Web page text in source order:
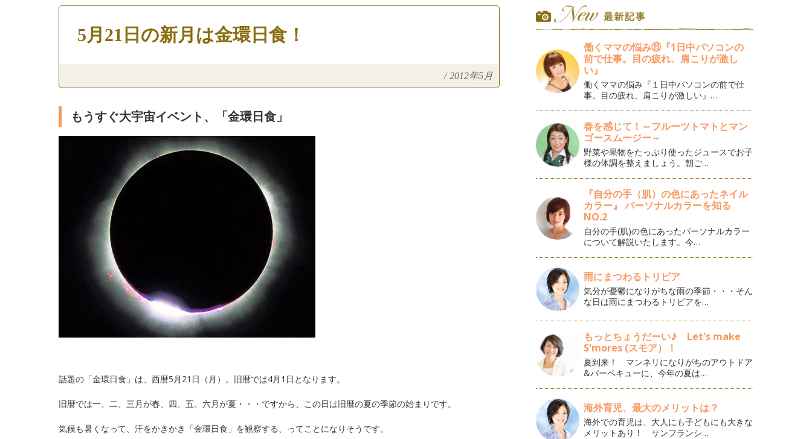
5月21日の新月は金環日食！
/ 2012年5月
もうすぐ大宇宙イベント、「金環日食」
話題の「金環日食」は、西暦5月21日（月）。旧暦では4月1日となります。
旧暦では一、二、三月が春、四、五、六月が夏・・・ですから、この日は旧暦の夏の季節の始まりです。
気候も暑くなって、汗をかきかき「金環日食」を観察する、ってことになりそうです。
働くママの悩み㉕『1日中パソコンの
前で仕事。目の疲れ、肩こりが激し
い』
働くママの悩み『１日中パソコンの前で仕
事。目の疲れ、肩こりが激しい』…
春を感じて！～フルーツトマトとマン
ゴースムージー～
野菜や果物をたっぷり使ったジュースでお子
様の体調を整えましょう。朝ご…
『自分の手（肌）の色にあったネイル
カラー』 パーソナルカラーを知る
NO.2
自分の手(肌)の色にあったパーソナルカラー
について解説いたします。今…
雨にまつわるトリビア
気分が憂鬱になりがちな雨の季節・・・そん
な日は雨にまつわるトリビアを…
もっとちょうだーい♪ Let's make
S'mores (スモア）！
夏到来！ マンネリになりがちのアウトドア
&バーベキューに、今年の夏は…
海外育児、最大のメリットは？
海外での育児は、大人にも子どもにも大きな
メリットあり！ サンフランシ…